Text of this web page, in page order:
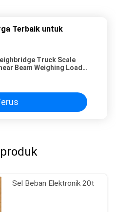
Terbaik untuk
Truck Scale
Beam Weighing Load
Sel Beban Elektronik 20t